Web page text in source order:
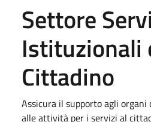
Settore
Istituzionali
Cittadino
Assicura il supporto agli
alle attività per i servizi al